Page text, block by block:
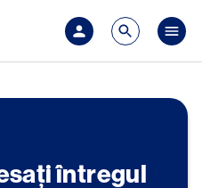
întregul